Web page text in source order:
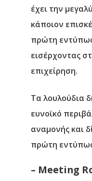
έχει την
κάποιον
πρώτη
εισέρχοντας
επιχείρηση.
Τα λουλούδια
ευνοϊκό
αναμονής και
πρώτη
– Meeting